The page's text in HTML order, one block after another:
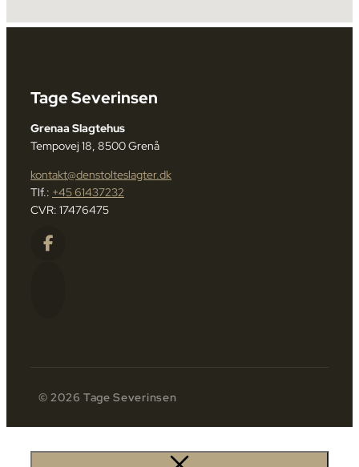
Tage Severinsen
Grenaa Slagtehus
Tempovej 18, 8500 Grenå
kontakt@denstolteslagter.dk
Tlf.: +45 61437232
CVR: 17476475
© 2026 Tage Severinsen